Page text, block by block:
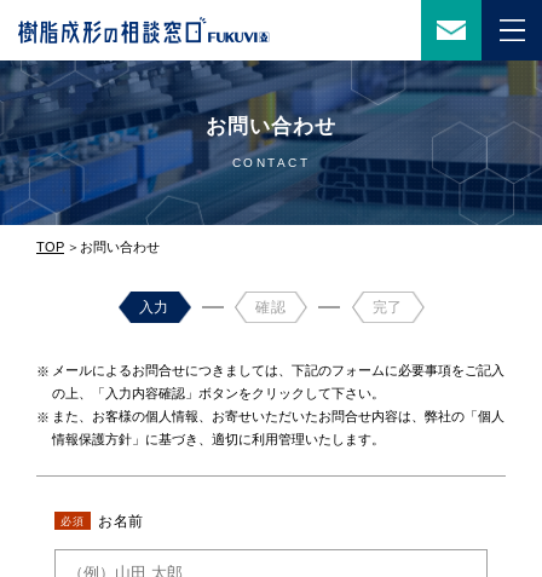
お問い合わせ
CONTACT
TOP お問い合わせ
入力 確認 完了
※ メールによるお問合せにつきましては、下記のフォームに必要事項をご記入
の上、「入力内容確認」ボタンをクリックして下さい。
※ また、お客様の個人情報、お寄せいただいたお問合せ内容は、弊社の「個人
情報保護方針」に基づき、適切に利用管理いたします。
必須 お名前